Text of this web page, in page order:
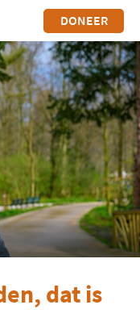
DONEER
dat is